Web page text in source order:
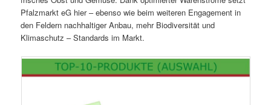
Pfalzmarkt eG hier – ebenso wie beim weiteren Engagement in
den Feldern nachhaltiger Anbau, mehr Biodiversität und
Klimaschutz – Standards im Markt.